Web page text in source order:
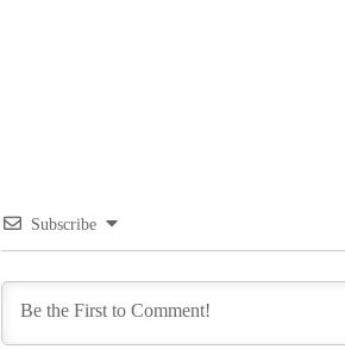
Subscribe